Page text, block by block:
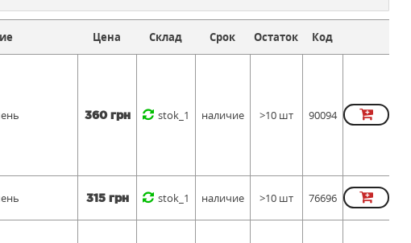
Цена Склад Срок Остаток Код
360 грн stok_1 наличие >10 шт 90094
315 грн stok_1 наличие >10 шт 76696